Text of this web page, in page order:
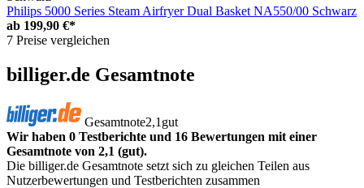
Philips 5000 Series Steam Airfryer Dual Basket NA550/00 Schwarz
ab 199,90 €*
7 Preise vergleichen
billiger.de Gesamtnote
Gesamtnote2,1 gut
Wir haben 0 Testberichte und 16 Bewertungen mit einer
Gesamtnote von 2,1 (gut).
Die billiger.de Gesamtnote setzt sich zu gleichen Teilen aus
Nutzerbewertungen und Testberichten zusammen